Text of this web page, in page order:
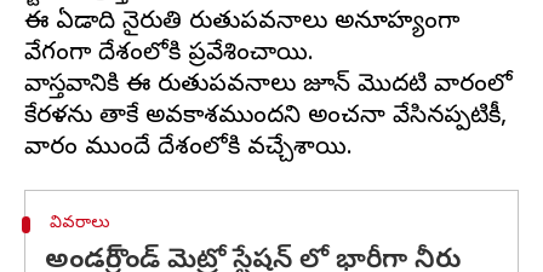
ఈ ఏడాది నైరుతి రుతుపవనాలు అనూహ్యంగా
వేగంగా దేశంలోకి ప్రవేశించాయి.
వాస్తవానికి ఈ రుతుపవనాలు జూన్ మొదటి వారంలో
కేరళను తాకే అవకాశముందని అంచనా వేసినప్పటికీ,
వివరాలు
అండర్‌గ్రౌండ్ మెట్రో స్టేషన్ లో భారీగా నీరు